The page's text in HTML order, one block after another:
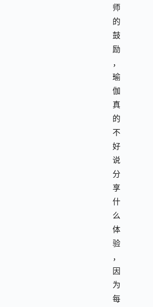
师
的
鼓
励
，
瑜
伽
真
的
不
好
说
分
享
什
么
体
验
，
因
为
每